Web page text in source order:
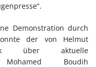
Demonstration durch
der von Helmut
über aktuelle
Boudih